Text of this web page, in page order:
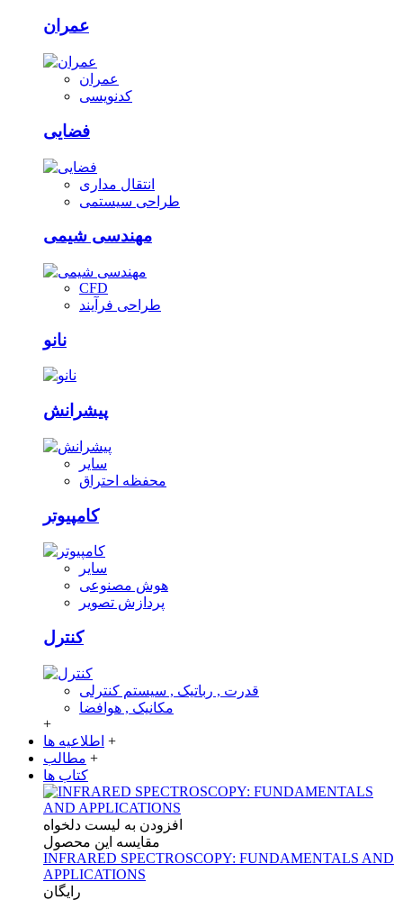
عمران
عمران
کدنویسی
فضایی
انتقال مداری
طراحی سیستمی
مهندسی شیمی
CFD
طراحی فرآیند
نانو
پیشرانش
سایر
محفظه احتراق
کامپیوتر
سایر
هوش مصنوعی
پردازش تصویر
کنترل
قدرت , رباتیک , سیستم کنترلی
مکانیک , هوافضا
+
اطلاعیه ها +
مطالب +
کتاب ها
افزودن به لیست دلخواه
مقایسه این محصول
INFRARED SPECTROSCOPY: FUNDAMENTALS AND
APPLICATIONS
رایگان